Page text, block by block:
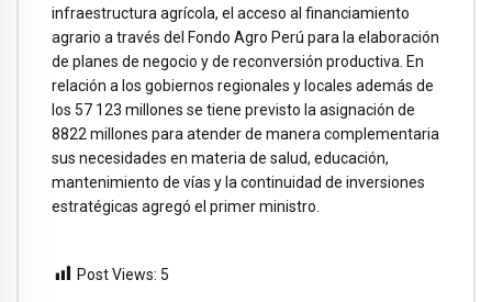
infraestructura agrícola, el acceso al financiamiento
agrario a través del Fondo Agro Perú para la elaboración
de planes de negocio y de reconversión productiva. En
relación a los gobiernos regionales y locales además de
los 57 123 millones se tiene previsto la asignación de
8822 millones para atender de manera complementaria
sus necesidades en materia de salud, educación,
mantenimiento de vías y la continuidad de inversiones
estratégicas agregó el primer ministro.
Post Views: 5